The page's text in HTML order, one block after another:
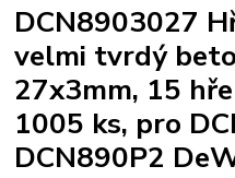
DCN8903027
velmi tvrdý
27x3mm, 15
1005 ks, pro
DCN890P2